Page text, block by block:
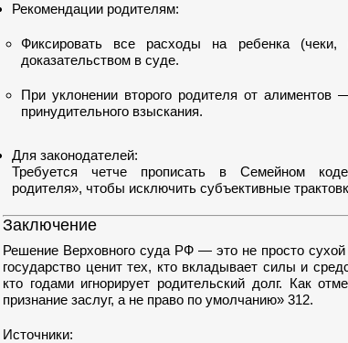
Рекомендации родителям:
Фиксировать все расходы на ребенка
доказательством в суде.
При уклонении второго родителя от
принудительного взыскания.
Для законодателей:
Требуется четче прописать в Семейном
родителя», чтобы исключить субъективные
Заключение
Решение Верховного суда РФ — это не просто сухой
государство ценит тех, кто вкладывает силы и
кто годами игнорирует родительский долг. Как
признание заслуг, а не право по умолчанию» 312.
Источники: